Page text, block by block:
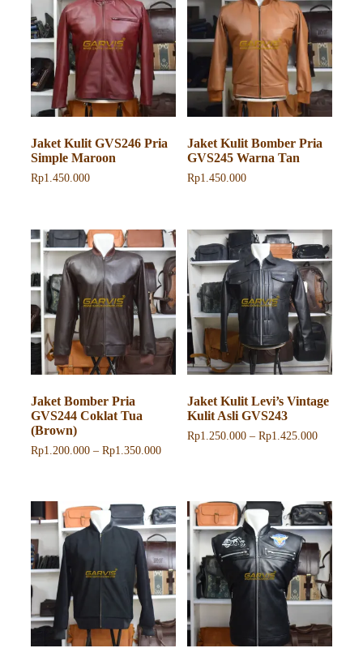
Jaket Kulit GVS246 Pria
Simple Maroon
Rp1.450.000
beberapa
varian.
Pilihan
ini
dapat
diambil
di
halaman
produk
Jaket Kulit Bomber Pria
GVS245 Warna Tan
Rp1.450.000
beberapa
varian.
Pilihan
ini
dapat
diambil
di
halaman
produk
Jaket Bomber Pria
GVS244 Coklat Tua
(Brown)
Rp1.200.000 – Rp1.350.000Rentang
Rp1.350.000
memiliki
beberapa
varian.
Pilihan
ini
dapat
diambil
di
halaman
produk
Jaket Kulit Levi’s Vintage
Kulit Asli GVS243
Rp1.250.000 – Rp1.425.000Rentang
beberapa
varian.
Pilihan
ini
dapat
diambil
halaman
produk